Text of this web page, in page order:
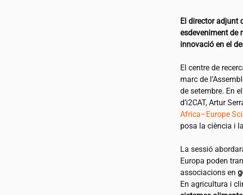
El director adjunt
esdeveniment de
innovació en el
El centre de
marc de
de setembre. En
d’i2CAT, Artur
Africa–Europe
posa la ciència i
La sessió
Europa poden
associacions en
En agricultura i